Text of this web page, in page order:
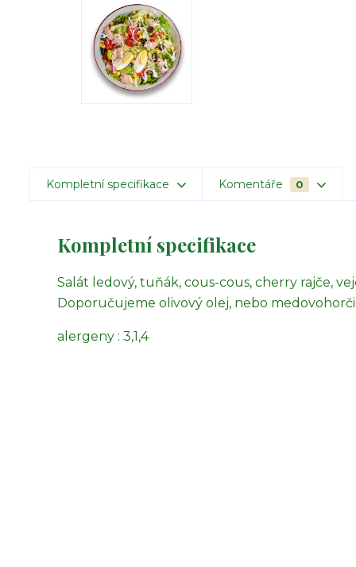
Kompletní specifikace Komentáře 0
Kompletní specifikace
Salát ledový, tuňák, cous-cous, cherry rajče,
Doporučujeme olivový olej, nebo
alergeny : 3,1,4